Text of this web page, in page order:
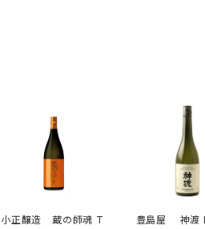
小正醸造 蔵の師魂 T
豊島屋 神渡 PETILL